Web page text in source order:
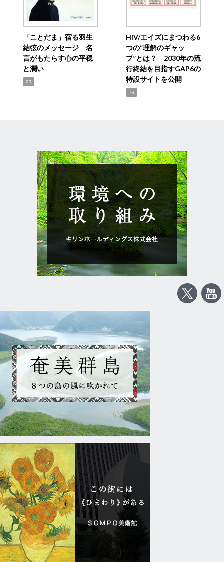
「ことだま」宿る羽生
結弦のメッセージ 名
言がもたらす心の平穏
と潤い
PR
HIV/エイズにまつわる6
つの“理解のギャッ
プ”とは？ 2030年の流
行終結を目指すGAP6の
特設サイトを公開
PR